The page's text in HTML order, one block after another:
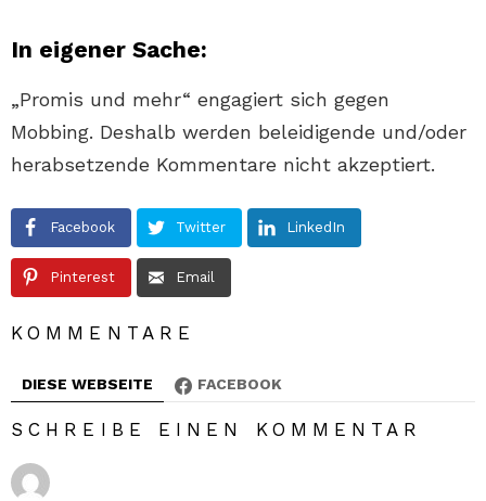
In eigener Sache:
„Promis und mehr“ engagiert sich gegen
Mobbing. Deshalb werden beleidigende und/oder
herabsetzende Kommentare nicht akzeptiert.
Facebook Twitter LinkedIn
Pinterest Email
KOMMENTARE
DIESE WEBSEITE FACEBOOK
SCHREIBE EINEN KOMMENTAR